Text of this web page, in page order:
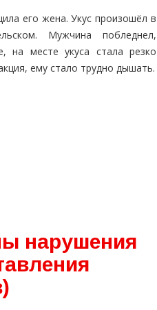
его жена. Укус произошёл в
Мужчина побледнел,
на месте укуса стала резко
ему стало трудно дышать.
нарушения